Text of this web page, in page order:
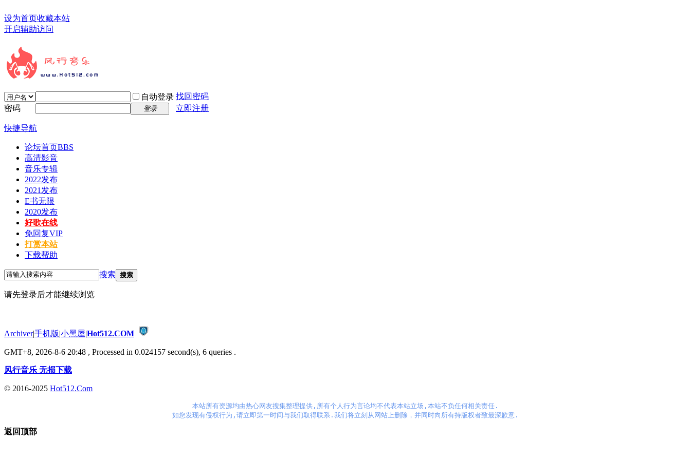
设为首页收藏本站
开启辅助访问
自动登录 找回密码
密码
登录 立即注册
快捷导航
论坛首页BBS
高清影音
音乐专辑
2022发布
2021发布
E书无限
2020发布
好歌在线
免回复VIP
打赏本站
下载帮助
搜索 搜索
请先登录后才能继续浏览
Archiver|手机版|小黑屋|Hot512.COM
GMT+8, 2026-8-6 20:48 , Processed in 0.024157 second(s), 6 queries .
风行音乐 无损下载
© 2016-2025 Hot512.Com
本站所有资源均由热心网友搜集整理提供,所有个人行为言论均不代表本站立场,本站不负任何相关责任.
如您发现有侵权行为,请立即第一时间与我们取得联系.我们将立刻从网站上删除，并同时向所有持版权者致最深歉意.
返回顶部